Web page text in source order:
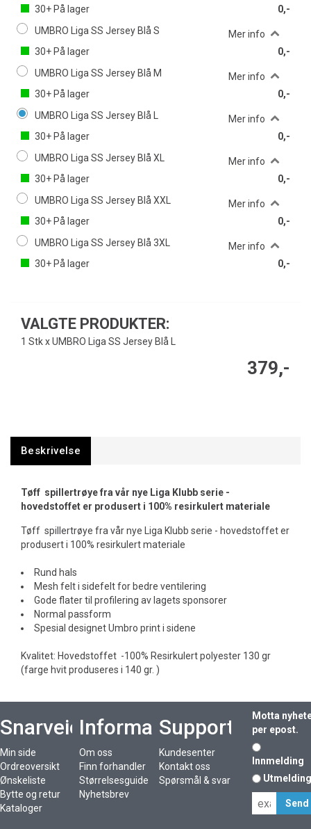
30+ På lager
0,-
UMBRO Liga SS Jersey Blå S
Mer info
30+ På lager
0,-
UMBRO Liga SS Jersey Blå M
Mer info
30+ På lager
0,-
UMBRO Liga SS Jersey Blå L
Mer info
30+ På lager
0,-
UMBRO Liga SS Jersey Blå XL
Mer info
30+ På lager
0,-
UMBRO Liga SS Jersey Blå XXL
Mer info
30+ På lager
0,-
UMBRO Liga SS Jersey Blå 3XL
Mer info
30+ På lager 0,-
VALGTE PRODUKTER:
1 Stk x UMBRO Liga SS Jersey Blå L
379,-
Beskrivelse
Tøff spillertrøye fra vår nye Liga Klubb serie -
hovedstoffet er produsert i 100% resirkulert materiale
Tøff spillertrøye fra vår nye Liga Klubb serie - hovedstoffet er
produsert i 100% resirkulert materiale
Rund hals
Mesh felt i sidefelt for bedre ventilering
Gode flater til profilering av lagets sponsorer
Normal passform
Spesial designet Umbro print i sidene
Kvalitet: Hovedstoffet -100% Resirkulert polyester 130 gr
(farge hvit produseres i 140 gr. )
Snarveier
Min side
Ordreoversikt
Ønskeliste
Bytte og retur
Kataloger
Informasjon
Om oss
Finn forhandler
Størrelsesguide
Nyhetsbrev
Support
Kundesenter
Kontakt oss
Spørsmål & svar
Motta
per epost.
Innmelding